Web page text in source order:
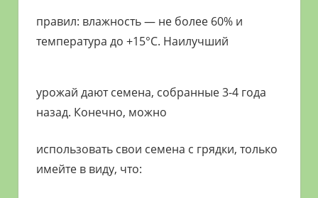
правил: влажность — не более 60% и
температура до +15°С. Наилучший
урожай дают семена, собранные 3-4 года
назад. Конечно, можно
использовать свои семена с грядки, только
имейте в виду, что: